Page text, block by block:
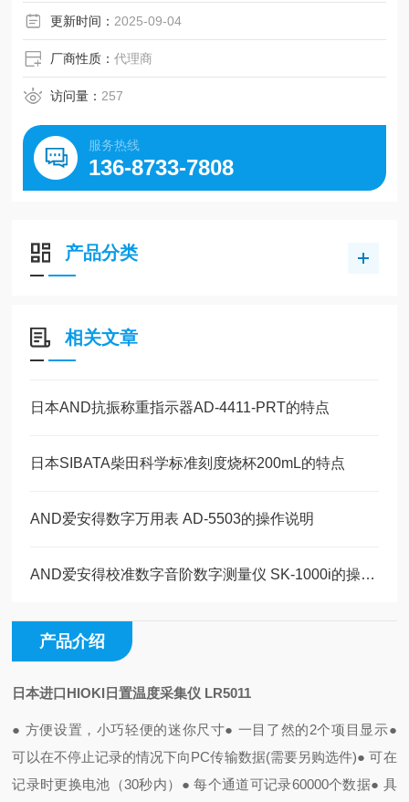
更新时间： 2025-09-04
厂商性质：代理商
访问量： 257
服务热线
136-8733-7808
产品分类
相关文章
日本AND抗振称重指示器AD-4411-PRT的特点
日本SIBATA柴田科学标准刻度烧杯200mL的特点
AND爱安得数字万用表 AD-5503的操作说明
AND爱安得校准数字音阶数字测量仪 SK-1000i的操作说明
产品介绍
日本进口HIOKI日置温度采集仪 LR5011
● 方便设置，小巧轻便的迷你尺寸● 一目了然的2个项目显示●
可以在不停止记录的情况下向PC传输数据(需要另购选件)● 可在
记录时更换电池（30秒内） ● 每个通道可记录60000个数据● 具